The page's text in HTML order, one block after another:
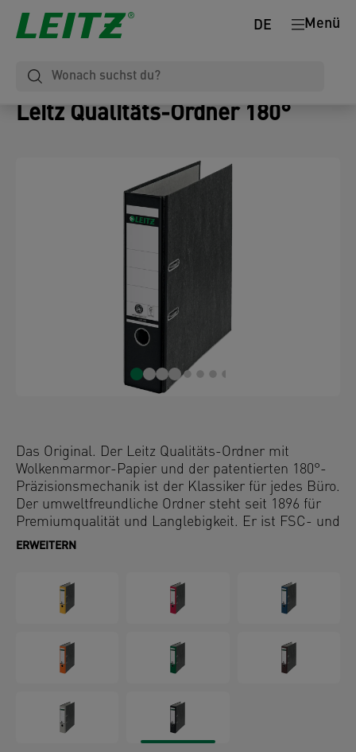
Menü
DE
Leitz Qualitäts-Ordner 180°
Das Original. Der Leitz Qualitäts-Ordner mit
Wolkenmarmor-Papier und der patentierten 180°-
Präzisionsmechanik ist der Klassiker für jedes Büro.
Der umweltfreundliche Ordner steht seit 1896 für
Premiumqualität und Langlebigkeit. Er ist FSC- und
Blauer Engel-zertifiziert und aus 100 % recycelter
ERWEITERN